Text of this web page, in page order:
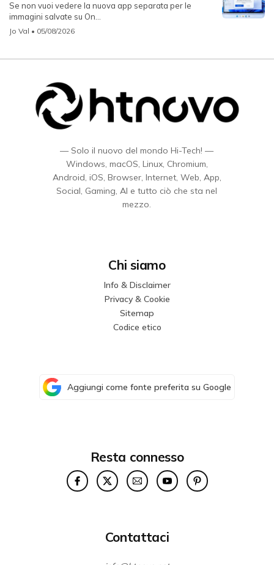
Se non vuoi vedere la nuova app separata per le
immagini salvate su On...
Jo Val • 05/08/2026
— Solo il nuovo del mondo Hi-Tech! —
Windows, macOS, Linux, Chromium,
Android, iOS, Browser, Internet, Web, App,
Social, Gaming, AI e tutto ciò che sta nel
mezzo.
Chi siamo
Info & Disclaimer
Privacy & Cookie
Sitemap
Codice etico
Aggiungi come fonte preferita su Google
Resta connesso
Contattaci